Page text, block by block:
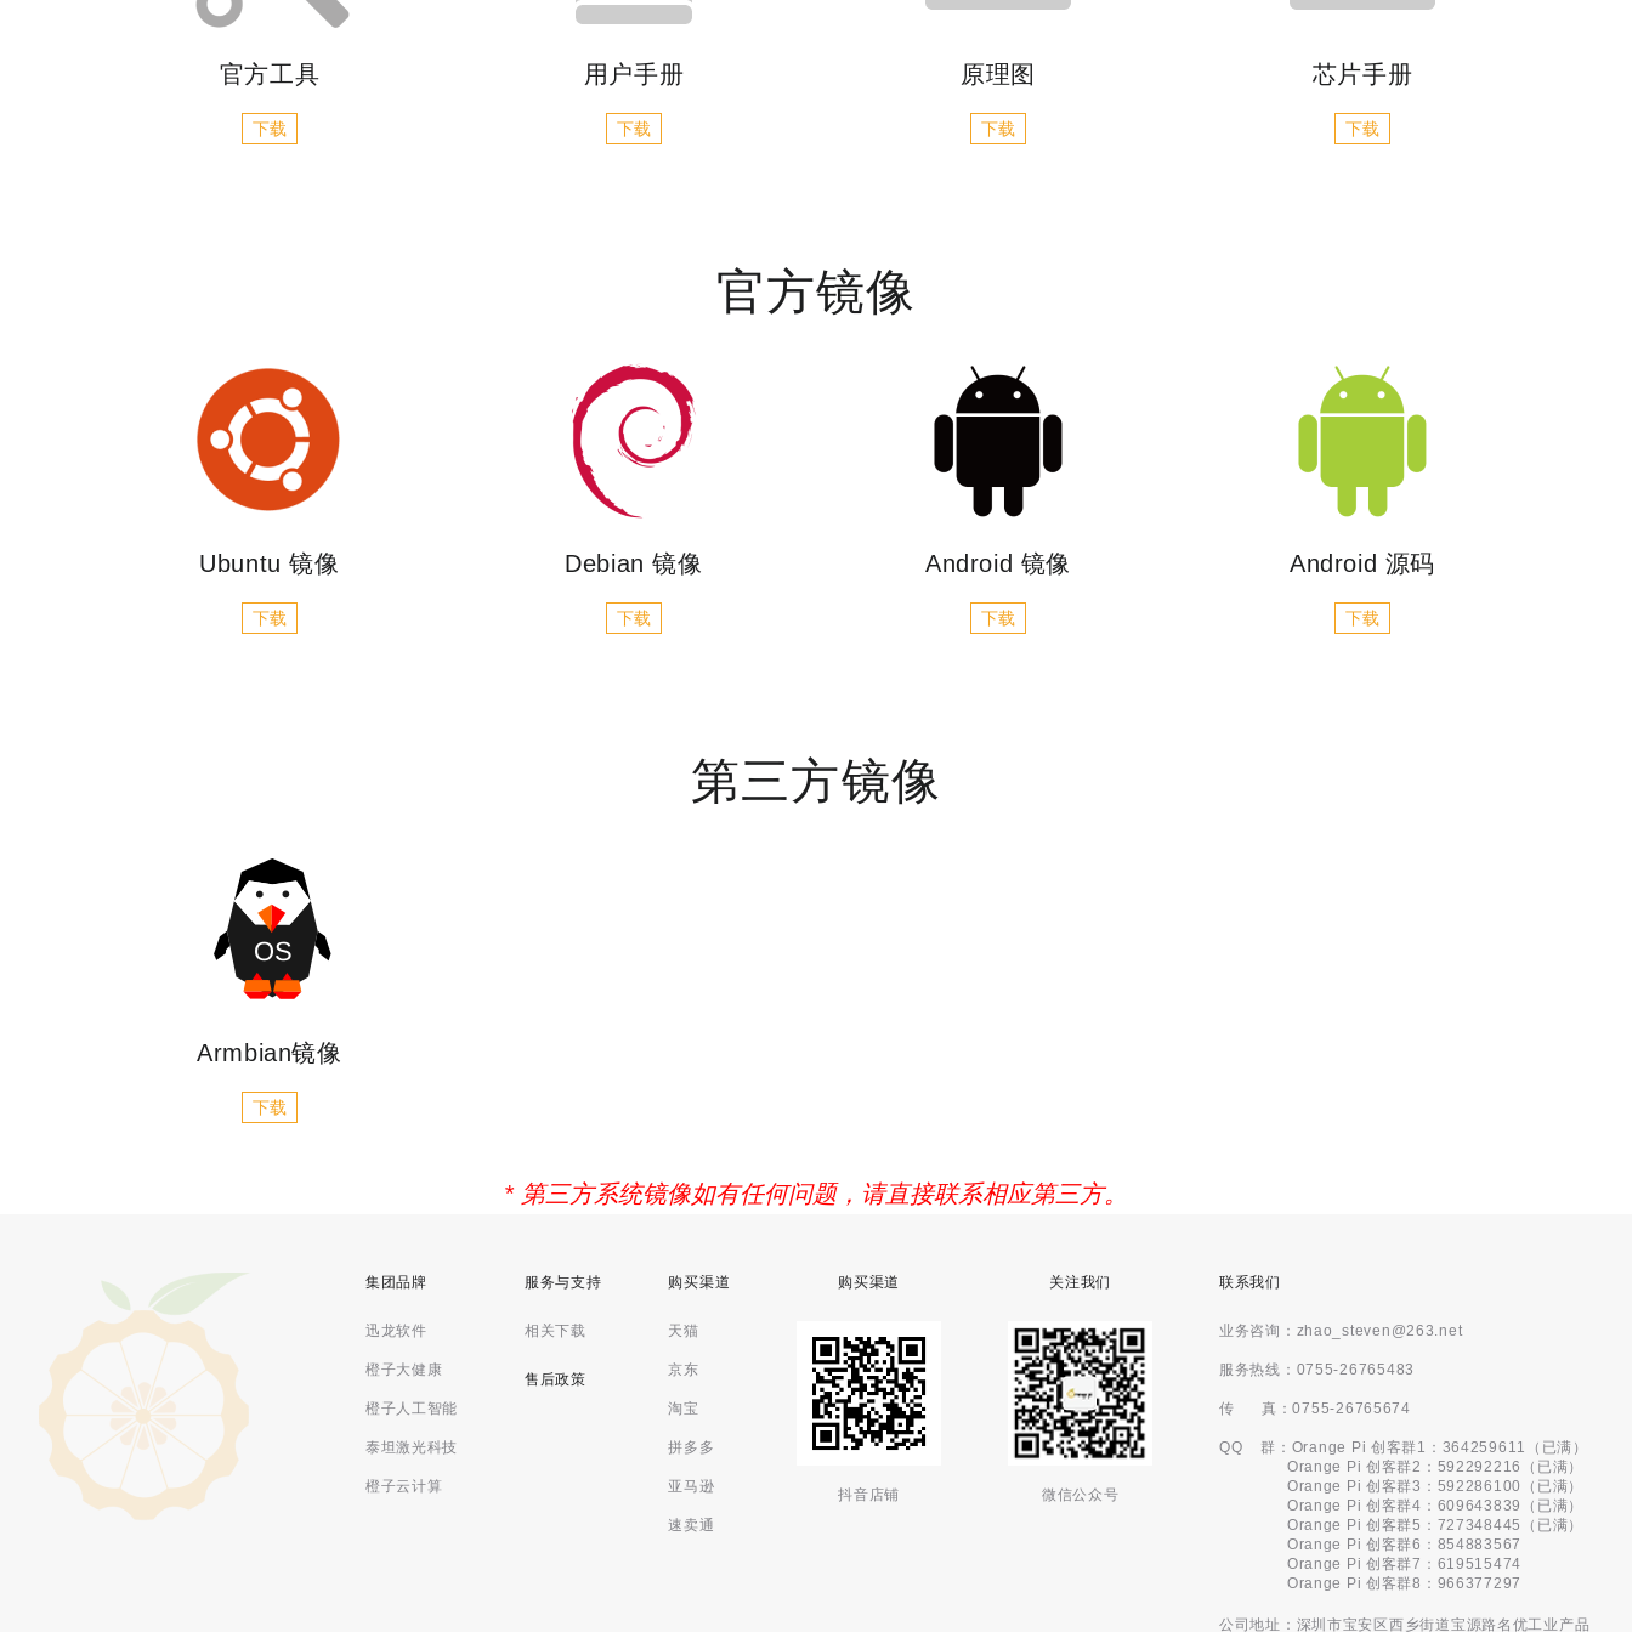
官方工具
下载
用户手册
下载
原理图
下载
芯片手册
下载
官方镜像
Ubuntu 镜像
下载
Debian 镜像
下载
Android 镜像
下载
Android 源码
下载
第三方镜像
Armbian镜像
下载
* 第三方系统镜像如有任何问题，请直接联系相应第三方。
集团品牌
迅龙软件
橙子大健康
橙子人工智能
泰坦激光科技
橙子云计算
服务与支持
相关下载
售后政策
购买渠道
天猫
京东
淘宝
拼多多
亚马逊
速卖通
购买渠道
抖音店铺
关注我们
微信公众号
联系我们
业务咨询：zhao_steven@263.net
服务热线：0755-26765483
传 真：0755-26765674
QQ 群：Orange Pi 创客群1：364259611（已满）
Orange Pi 创客群2：592292216（已满）
Orange Pi 创客群3：592286100（已满）
Orange Pi 创客群4：609643839（已满）
Orange Pi 创客群5：727348445（已满）
Orange Pi 创客群6：854883567
Orange Pi 创客群7：619515474
Orange Pi 创客群8：966377297
公司地址：深圳市宝安区西乡街道宝源路名优工业产品